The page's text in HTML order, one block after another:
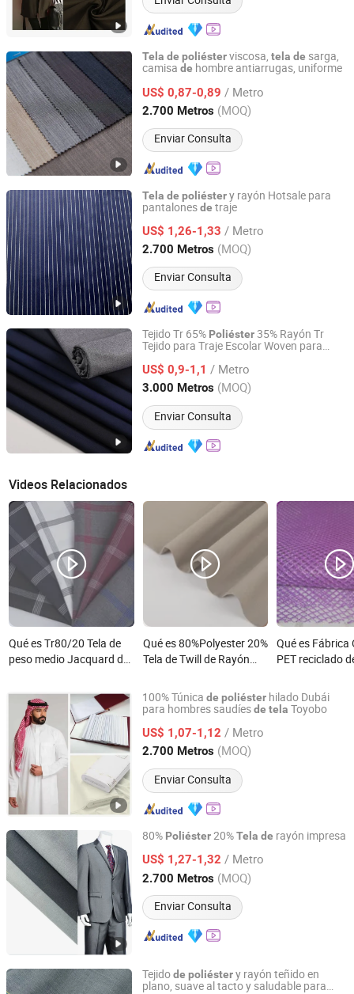
Tela de poliésterviscosa, tela de sarga,
camisa de hombre antiarrugas, uniforme
US$ 0,87-0,89 / Metro
2.700 Metros (MOQ)
Enviar Consulta
Hebei Xingye Import and Export Trade Co., Ltd.
Hebei, China Desde 2025
Tela de poliéstery rayón Hotsale para
pantalonesde traje
US$ 1,26-1,33 / Metro
2.700 Metros (MOQ)
Enviar Consulta
Hebei Xingye Import and Export Trade Co., Ltd.
Hebei, China Desde 2025
Tejido Tr 65% Poliéster35% Rayón Tr
Tejido para Traje Escolar Woven para
US$ 0,9-1,1 / Metro
3.000 Metros (MOQ)
Enviar Consulta
Hebei Xingye Import and Export Trade Co., Ltd.
Hebei, China Desde 2025
Videos Relacionados
Qué es Tr80/20 Tela de
peso medio Jacquard de
trajes de hombre
Qué es 80%Polyester 20%
Tela de Twill de Rayón
Uniforme de Negocios
Qué es Fábrica
PET reciclado
malla duradera
abierto
100% Túnica de poliéster hilado Dubái
para hombres saudíesde tela Toyobo
US$ 1,07-1,12 / Metro
2.700 Metros (MOQ)
Enviar Consulta
Hebei Xingye Import and Export Trade Co., Ltd.
Hebei, China Desde 2025
80% Poliéster20%Tela de rayón impresa
US$ 1,27-1,32 / Metro
2.700 Metros (MOQ)
Enviar Consulta
Hebei Xingye Import and Export Trade Co., Ltd.
Hebei, China Desde 2025
Tejidode poliéstery rayón teñido en
plano, suave al tacto y saludable para